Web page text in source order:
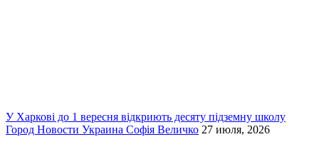
У Харкові до 1 вересня відкриють десяту підземну школу
Город Новости Украина Софія Величко 27 июля, 2026